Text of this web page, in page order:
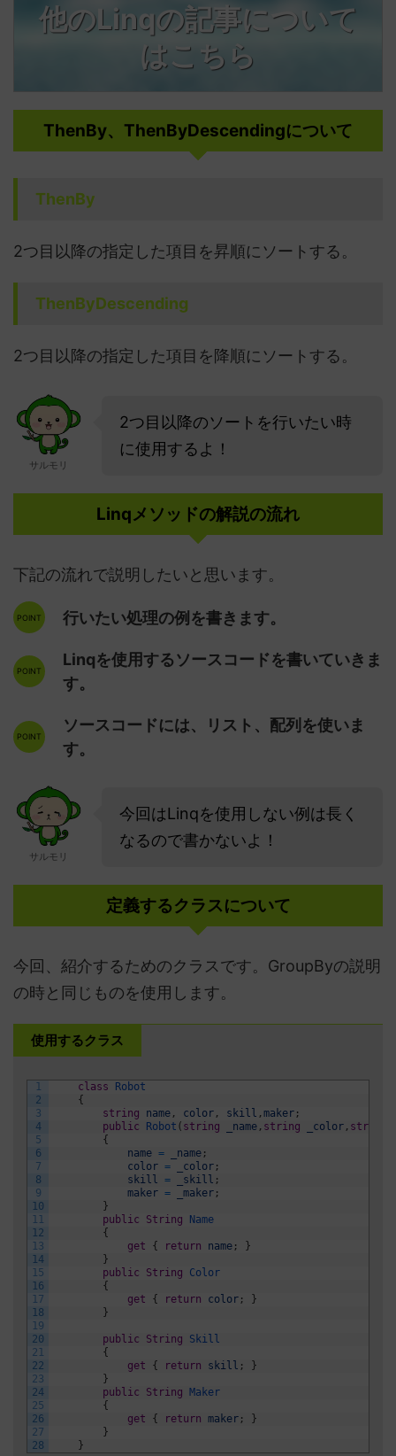
他のLinqの記事について
はこちら
ThenBy、ThenByDescendingについて
ThenBy
2つ目以降の指定した項目を昇順にソートする。
ThenByDescending
2つ目以降の指定した項目を降順にソートする。
サルモリ
2つ目以降のソートを行いたい時
に使用するよ！
Linqメソッドの解説の流れ
下記の流れで説明したいと思います。
行いたい処理の例を書きます。
Linqを使用するソースコードを書いていきま
す。
ソースコードには、リスト、配列を使いま
す。
サルモリ
今回はLinqを使用しない例は長く
なるので書かないよ！
定義するクラスについて
今回、紹介するためのクラスです。GroupByの説明
の時と同じものを使用します。
使用するクラス
1
2
3
4
5
6
7
8
9
10
11
12
13
14
15
16
17
18
19
20
21
22
23
24
25
26
27
28
class
Robot
{
string
name , color , skill ,maker ;
public
Robot ( string _name , string _color , string
{
name = _name ;
color = _color ;
skill
= _skill ;
maker = _maker ;
}
public
String
Name
{
get
{ return name ;
}
}
public
String
Color
{
get
{ return color ;
}
}
public String
Skill
{
get
{ return skill ;
}
}
public
String Maker
{
get
{ return maker ;
}
}
}